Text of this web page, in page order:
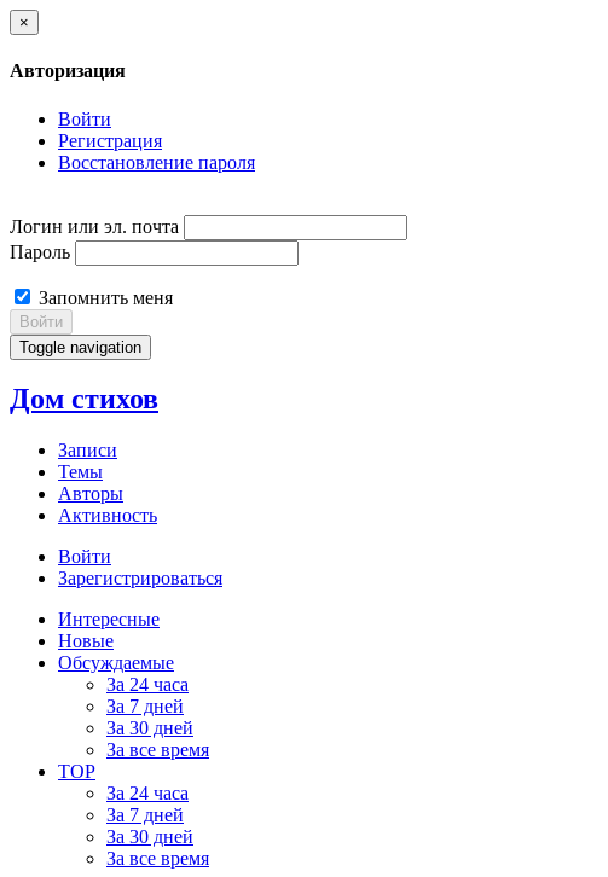
×
Авторизация
Войти
Регистрация
Восстановление пароля
Логин или эл. почта
Пароль
Запомнить меня
Войти
Toggle navigation
Дом стихов
Записи
Темы
Авторы
Активность
Войти
Зарегистрироваться
Интересные
Новые
Обсуждаемые
За 24 часа
За 7 дней
За 30 дней
За все время
TOP
За 24 часа
За 7 дней
За 30 дней
За все время